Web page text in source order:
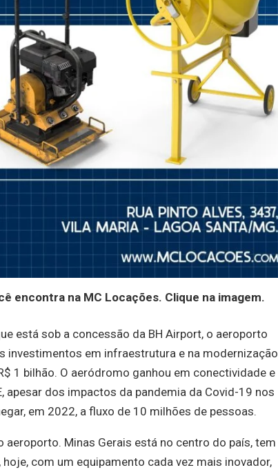
encontra na MC Locações. Clique na imagem.
está sob a concessão da BH Airport, o aeroporto
investimentos em infraestrutura e na modernização
1 bilhão. O aeródromo ganhou em conectividade e
apesar dos impactos da pandemia da Covid-19 nos
em 2022, a fluxo de 10 milhões de pessoas.
aeroporto. Minas Gerais está no centro do país, tem
com um equipamento cada vez mais inovador,